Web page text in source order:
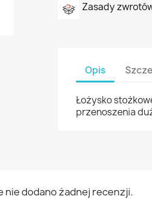
Zasady
Opis
Łożysko
przenoszenia
nie dodano żadnej recenzji.